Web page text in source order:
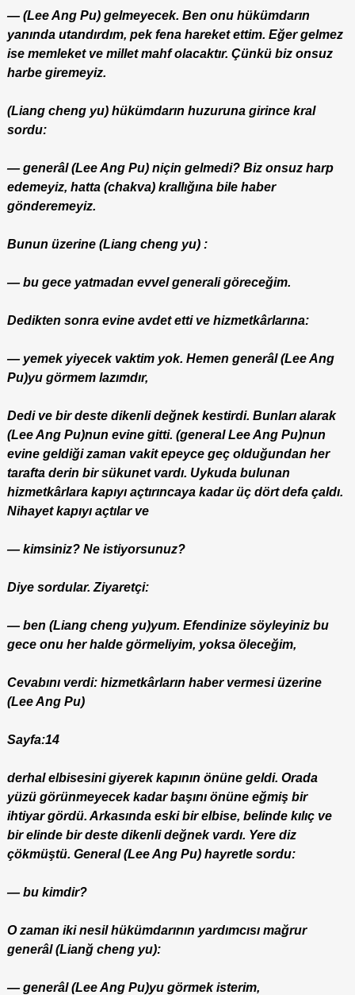
— (Lee Ang Pu) gelmeyecek. Ben onu hükümdarın
yanında utandırdım, pek fena hareket ettim. Eğer gelmez
ise memleket ve millet mahf olacaktır. Çünkü biz onsuz
harbe giremeyiz.
(Liang cheng yu) hükümdarın huzuruna girince kral
sordu:
— generâl (Lee Ang Pu) niçin gelmedi? Biz onsuz harp
edemeyiz, hatta (chakva) krallığına bile haber
gönderemeyiz.
Bunun üzerine (Liang cheng yu) :
— bu gece yatmadan evvel generali göreceğim.
Dedikten sonra evine avdet etti ve hizmetkârlarına:
— yemek yiyecek vaktim yok. Hemen generâl (Lee Ang
Pu)yu görmem lazımdır,
Dedi ve bir deste dikenli değnek kestirdi. Bunları alarak
(Lee Ang Pu)nun evine gitti. (general Lee Ang Pu)nun
evine geldiği zaman vakit epeyce geç olduğundan her
tarafta derin bir sükunet vardı. Uykuda bulunan
hizmetkârlara kapıyı açtırıncaya kadar üç dört defa çaldı.
Nihayet kapıyı açtılar ve
— kimsiniz? Ne istiyorsunuz?
Diye sordular. Ziyaretçi:
— ben (Liang cheng yu)yum. Efendinize söyleyiniz bu
gece onu her halde görmeliyim, yoksa öleceğim,
Cevabını verdi: hizmetkârların haber vermesi üzerine
(Lee Ang Pu)
Sayfa:14
derhal elbisesini giyerek kapının önüne geldi. Orada
yüzü görünmeyecek kadar başını önüne eğmiş bir
ihtiyar gördü. Arkasında eski bir elbise, belinde kılıç ve
bir elinde bir deste dikenli değnek vardı. Yere diz
çökmüştü. General (Lee Ang Pu) hayretle sordu:
— bu kimdir?
O zaman iki nesil hükümdarının yardımcısı mağrur
generâl (Lianğ cheng yu):
— generâl (Lee Ang Pu)yu görmek isterim,